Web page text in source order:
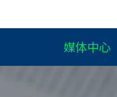
媒体中心